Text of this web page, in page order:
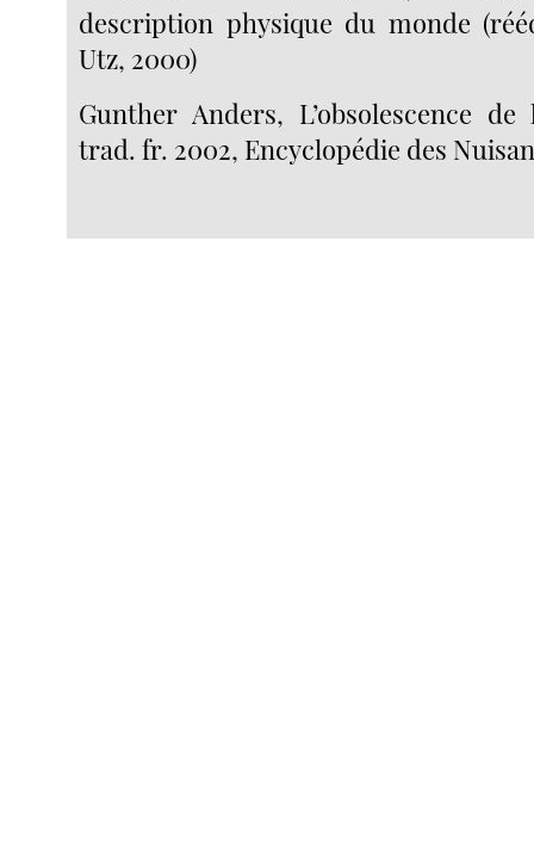
description physique du monde
Utz, 2000)
Gunther Anders, L’obsolescence de
trad. fr. 2002, Encyclopédie des